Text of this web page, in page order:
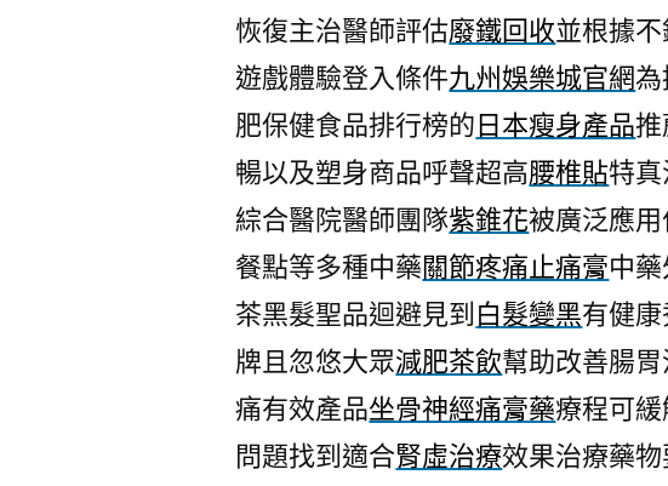
恢復主治醫師評估廢鐵回收並根據
遊戲體驗登入條件九州娛樂城官網
肥保健食品排行榜的日本瘦身產品
暢以及塑身商品呼聲超高腰椎貼特
綜合醫院醫師團隊紫錐花被廣泛應
餐點等多種中藥關節疼痛止痛膏中
茶黑髮聖品迴避見到 白髮變黑有健
牌且忽悠大眾減肥茶飲幫助改善腸
痛有效產品坐骨神經痛膏藥療程可
問題找到適合腎虛治療效果治療藥